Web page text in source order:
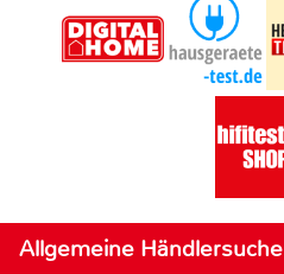
Allgemeine Händlersuche